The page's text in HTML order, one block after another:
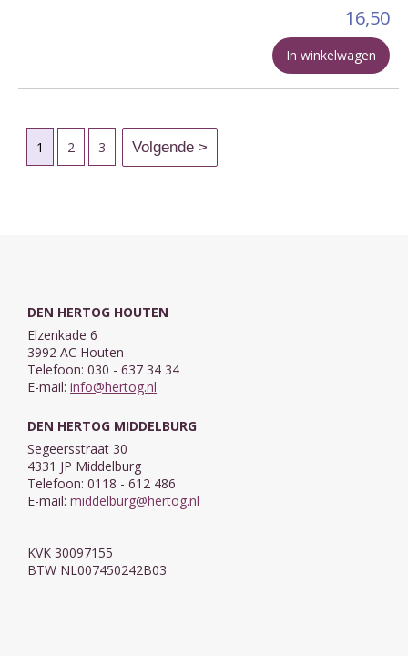
16,50
In winkelwagen
1 2 3
DEN HERTOG HOUTEN
Elzenkade 6
3992 AC Houten
Telefoon: 030 - 637 34 34
E-mail: info@hertog.nl
DEN HERTOG MIDDELBURG
Segeersstraat 30
4331 JP Middelburg
Telefoon: 0118 - 612 486
E-mail: middelburg@hertog.nl
KVK 30097155
BTW NL007450242B03